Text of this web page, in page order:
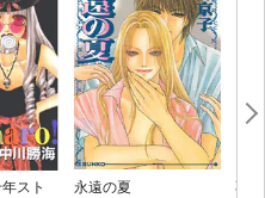
スト
永遠の夏 不